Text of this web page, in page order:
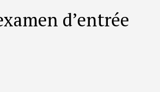
d’entrée